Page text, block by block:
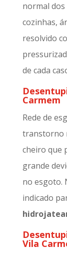
normal
cozinhas,
resolvido
de cada
Carmem
Rede de
transtorno
cheiro que
grande
no esgoto.
indicado
Vila